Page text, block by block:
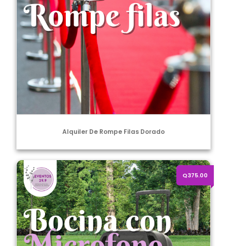
Alquiler De Rompe Filas Dorado
Alquiler de bocina con micrófono
Q375.00